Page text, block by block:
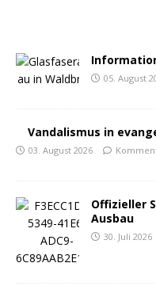
05. August
Vandalismus in
03. August 2026
Offizieller
Ausbau
30. Juli 2026